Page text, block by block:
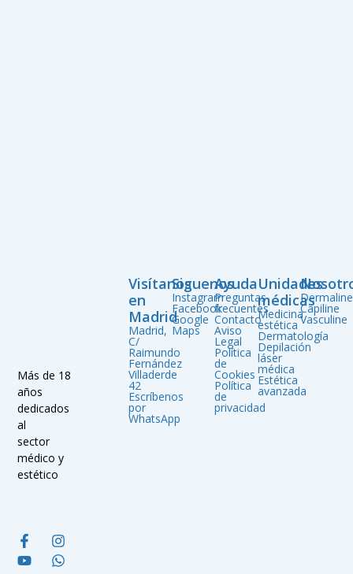
Más de 18
años
dedicados
al
sector
médico y
estético
Dermaline
Capiline
Vasculine
Unidades
médicas
Medicina
estética
Dermatología
Depilación
láser
médica
Estética
avanzada
Ayuda
Preguntas
frecuentes
Contacto
Aviso
Legal
Política
de
Cookies
Política
de
privacidad
Siguenos
Instagram
Facebook
Google
Maps
Visítanos
en
Madrid
Madrid,
C/
Raimundo
Fernández
Villaderde
42
Escríbenos
por
WhatsApp